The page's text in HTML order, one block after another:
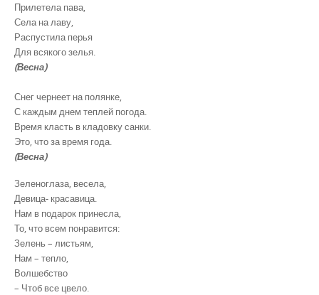
Прилетела пава,
Села на лаву,
Распустила перья
Для всякого зелья.
(Весна)
Снег чернеет на полянке,
С каждым днем теплей погода.
Время класть в кладовку санки.
Это, что за время года.
(Весна)
Зеленоглаза, весела,
Девица- красавица.
Нам в подарок принесла,
То, что всем понравится:
Зелень – листьям,
Нам – тепло,
Волшебство
– Чтоб все цвело.